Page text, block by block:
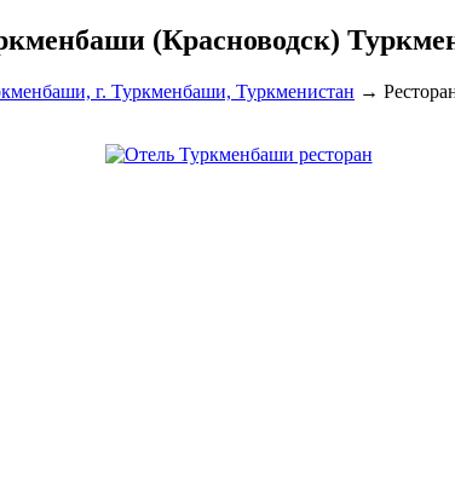
(Красноводск)
г. Туркменбаши, Туркменистан →